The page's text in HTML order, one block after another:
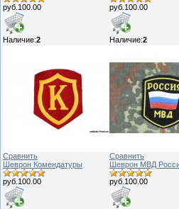
руб.100.00
Наличие:2
руб.100.00
Наличие:2
Сравнить
Шеврон Комендатуры
руб.100.00
Сравнить
Шеврон МВД
руб.100.00